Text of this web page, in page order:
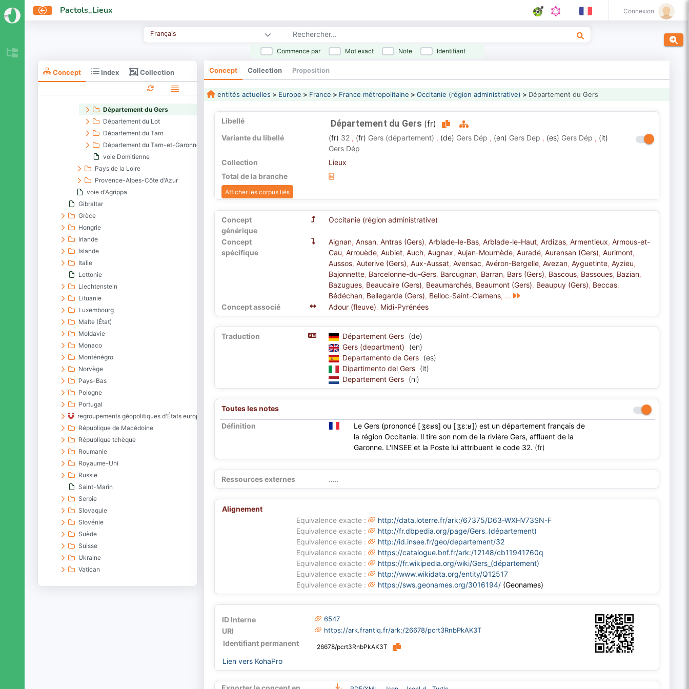
Pactols_Lieux Connexion
Français
Commence par Mot exact Note Identifiant
Concept Index Collection
Département de l'Aude
Département de l'Aveyron
Département de l'Hérault
Département de la Lozère
Département des Hautes-Pyrénées
Département des Pyrénées-Orientales
Département du Gard
Département du Gers
Département du Lot
Département du Tarn
Département du Tarn-et-Garonne
voie Domitienne
Pays de la Loire
Provence-Alpes-Côte d'Azur
voie d'Agrippa
Gibraltar
Grèce
Hongrie
Irlande
Islande
Italie
Lettonie
Liechtenstein
Lituanie
Luxembourg
Malte (État)
Moldavie
Monaco
Monténégro
Norvège
Pays-Bas
Pologne
Portugal
regroupements géopolitiques d'États européens
République de Macédoine
République tchèque
Roumanie
Royaume-Uni
Russie
Saint-Marin
Serbie
Slovaquie
Slovénie
Suède
Suisse
Ukraine
Vatican
Concept Collection Proposition
entités actuelles > Europe > France > France métropolitaine > Occitanie (région administrative) > Département du Gers
Libellé Département du Gers (fr)
Variante du libellé (fr) 32, (fr) Gers (département) , (de) Gers Dép , (en) Gers Dep , (es) Gers Dép , (it)
Gers Dép
Collection
Lieux
Total de la branche
Afficher les corpus liés
Concept
générique
Occitanie (région administrative)
Concept
spécifique
Aignan, Ansan, Antras (Gers), Arblade-le-Bas, Arblade-le-Haut, Ardizas, Armentieux, Armous-et-
Cau, Arrouède, Aubiet, Auch, Augnax, Aujan-Mournède, Auradé, Aurensan (Gers), Aurimont,
Aussos, Auterive (Gers), Aux-Aussat, Avensac, Avéron-Bergelle, Avezan, Ayguetinte, Ayzieu,
Bajonnette, Barcelonne-du-Gers, Barcugnan, Barran, Bars (Gers), Bascous, Bassoues, Bazian,
Bazugues, Beaucaire (Gers), Beaumarchés, Beaumont (Gers), Beaupuy (Gers), Beccas,
Bédéchan, Bellegarde (Gers), Belloc-Saint-Clamens, ...
Concept associé
Adour (fleuve), Midi-Pyrénées
Traduction Département Gers (de)
Gers (department)
(en)
Departamento de Gers (es)
Dipartimento del Gers (it)
Departement Gers (nl)
Toutes les notes
Définition
Le Gers (prononcé [ ʒɛʁs] ou [ ʒɛːʁ]) est un département français de
la région Occitanie. Il tire son nom de la rivière Gers, affluent de la
Garonne. L'INSEE et la Poste lui attribuent le code 32. (fr)
Ressources externes .....
Alignement
Equivalence exacte :
http://data.loterre.fr/ark:/67375/D63-WXHV73SN-F
Equivalence exacte :
http://fr.dbpedia.org/page/Gers_(département)
Equivalence exacte :
http://id.insee.fr/geo/departement/32
Equivalence exacte :
https://catalogue.bnf.fr/ark:/12148/cb11941760q
Equivalence exacte :
https://fr.wikipedia.org/wiki/Gers_(département)
Equivalence exacte :
http://www.wikidata.org/entity/Q12517
Equivalence exacte :
https://sws.geonames.org/3016194/(Geonames)
ID Interne 6547
URI https://ark.frantiq.fr/ark:/26678/pcrt3RnbPkAK3T
Identifiant permanent 26678/pcrt3RnbPkAK3T
Lien vers KohaPro